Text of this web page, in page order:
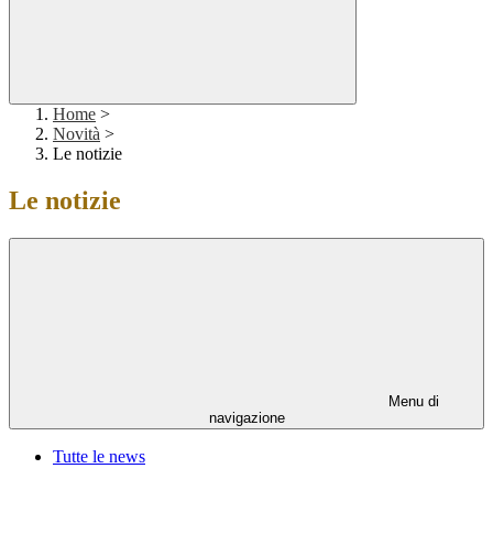
Home >
Novità >
Le notizie
Le notizie
Menu di
navigazione
Tutte le news